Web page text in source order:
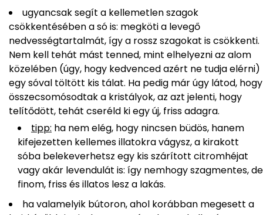
ugyancsak segít a kellemetlen szagok
csökkentésében a só is: megköti a levegő
nedvességtartalmát, így a rossz szagokat is csökkenti.
Nem kell tehát mást tenned, mint elhelyezni az alom
közelében (úgy, hogy kedvenced azért ne tudja elérni)
egy sóval töltött kis tálat. Ha pedig már úgy látod, hogy
összecsomósodtak a kristályok, az azt jelenti, hogy
telítődött, tehát cseréld ki egy új, friss adagra.
tipp: ha nem elég, hogy nincsen büdös, hanem
kifejezetten kellemes illatokra vágysz, a kirakott
sóba belekeverhetsz egy kis szárított citromhéjat
vagy akár levendulát is: így nemhogy szagmentes, de
finom, friss és illatos lesz a lakás.
ha valamelyik bútoron, ahol korábban megesett a